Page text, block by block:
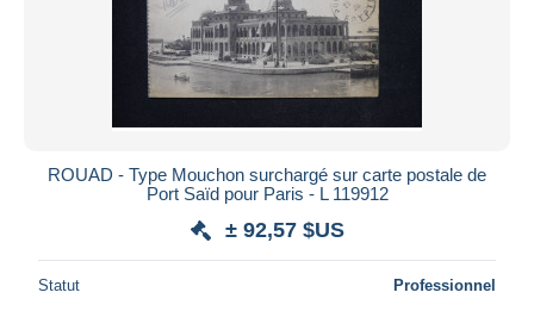
ROUAD - Type Mouchon surchargé sur carte postale de
Port Saïd pour Paris - L 119912
± 92,57 $US
Statut Professionnel